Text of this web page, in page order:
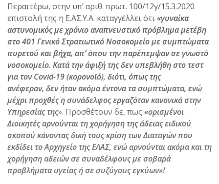
Περαιτέρω, στην υπ’ αριθ. πρωτ. 100/12γ/15.3.2020
επιστολή της η Ε.ΑΣ.Υ.Α. καταγγέλλει ότι«γυναίκα
αστυνομικός με χρόνιο αναπνευστικό πρόβλημα μετέβη
στο 401 Γενικό Στρατιωτικό Νοσοκομείο με συμπτώματα
πυρετού και βήχα, απ’ όπου την παρέπεμψαν σε γνωστό
νοσοκομείο. Κατά την άφιξή της δεν υπεβλήθη στο τεστ
για τονCovid-19 (κορονοϊό), διότι, όπως της
ανέφεραν, δεν ήταν ακόμα έντονα τα συμπτώματα, ενώ
μέχρι προχθές η συνάδελφος εργαζόταν κανονικά στην
Υπηρεσίας της». Προσθέτουν δε, πως «ορισμένοι
Διοικητές αρνούνται τη χορήγηση της άδειας ειδικού
σκοπού κάνοντας δική τους κρίση των Διαταγών που
εκδίδει το Αρχηγείο της ΕΛΑΣ, ενώαρνούνται ακόμα και τη
χορήγηση αδειών σε συναδέλφους με σοβαρά
προβλήματα υγείας ή σε συζύγους εγκύων»!